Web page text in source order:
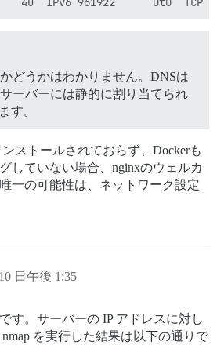
どうかはわかりません。DNSは
ーバーには静的に割り当てられ
す。
ストールされておらず、Dockerも
していない場合、nginxのウェルカ
一の可能性は、ネットワーク設定
日午後 1:35
す。サーバーの IP アドレスに対し
を実行した結果は以下の通りで